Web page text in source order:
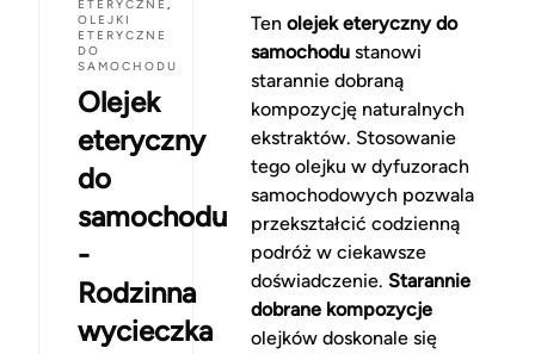
ETERYCZNE ,
OLEJKI
ETERYCZNE
DO
SAMOCHODU
Olejek
eteryczny
do
samochodu
-
Rodzinna
wycieczka
Ten olejek eteryczny do
samochodustanowi
starannie dobraną
kompozycję naturalnych
ekstraktów. Stosowanie
tego olejku w dyfuzorach
samochodowych pozwala
przekształcić codzienną
podróż w ciekawsze
doświadczenie. Starannie
dobrane kompozycje
olejków doskonale się